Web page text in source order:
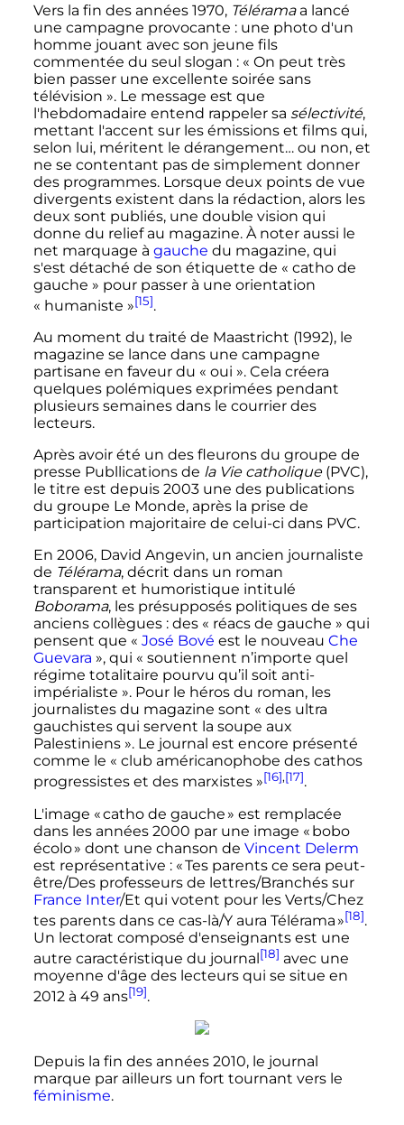
Vers la fin des années 1970, Téléramaa lancé
une campagne provocante : une photo d'un
homme jouant avec son jeune fils
commentée du seul slogan : « On peut très
bien passer une excellente soirée sans
télévision ». Le message est que
l'hebdomadaire entend rappeler sa sélectivité,
mettant l'accent sur les émissions et films qui,
selon lui, méritent le dérangement… ou non, et
ne se contentant pas de simplement donner
des programmes. Lorsque deux points de vue
divergents existent dans la rédaction, alors les
deux sont publiés, une double vision qui
donne du relief au magazine. À noter aussi le
net marquage à gauche du magazine, qui
s'est détaché de son étiquette de « catho de
gauche » pour passer à une orientation
« humaniste »[15].
Au moment du traité de Maastricht (1992), le
magazine se lance dans une campagne
partisane en faveur du « oui ». Cela créera
quelques polémiques exprimées pendant
plusieurs semaines dans le courrier des
lecteurs.
Après avoir été un des fleurons du groupe de
presse Publlications de la Vie catholique(PVC),
le titre est depuis 2003 une des publications
du groupe Le Monde, après la prise de
participation majoritaire de celui-ci dans PVC.
En 2006, David Angevin, un ancien journaliste
de Télérama, décrit dans un roman
transparent et humoristique intitulé
Boborama, les présupposés politiques de ses
anciens collègues : des « réacs de gauche » qui
pensent que « José Bové est le nouveau Che
Guevara », qui « soutiennent n’importe quel
régime totalitaire pourvu qu’il soit anti-
impérialiste ». Pour le héros du roman, les
journalistes du magazine sont « des ultra
gauchistes qui servent la soupe aux
Palestiniens ». Le journal est encore présenté
comme le « club américanophobe des cathos
progressistes et des marxistes »[16],[17].
L'image « catho de gauche » est remplacée
dans les années 2000 par une image « bobo
écolo » dont une chanson de Vincent Delerm
est représentative : « Tes parents ce sera peut-
être/Des professeurs de lettres/Branchés sur
France Inter/Et qui votent pour les Verts/Chez
tes parents dans ce cas-là/Y aura Télérama »[18].
Un lectorat composé d'enseignants est une
autre caractéristique du journal [18] avec une
moyenne d'âge des lecteurs qui se situe en
2012 à 49 ans[19].
Depuis la fin des années 2010, le journal
marque par ailleurs un fort tournant vers le
féminisme.